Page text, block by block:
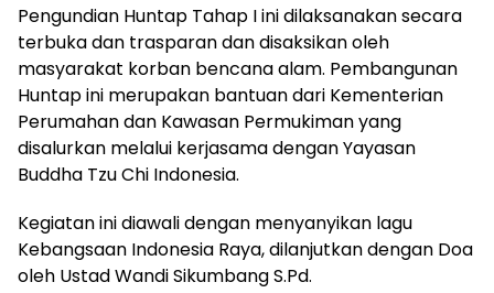
Pengundian Huntap Tahap I ini dilaksanakan secara
terbuka dan trasparan dan disaksikan oleh
masyarakat korban bencana alam. Pembangunan
Huntap ini merupakan bantuan dari Kementerian
Perumahan dan Kawasan Permukiman yang
disalurkan melalui kerjasama dengan Yayasan
Buddha Tzu Chi Indonesia.
Kegiatan ini diawali dengan menyanyikan lagu
Kebangsaan Indonesia Raya, dilanjutkan dengan Doa
oleh Ustad Wandi Sikumbang S.Pd.